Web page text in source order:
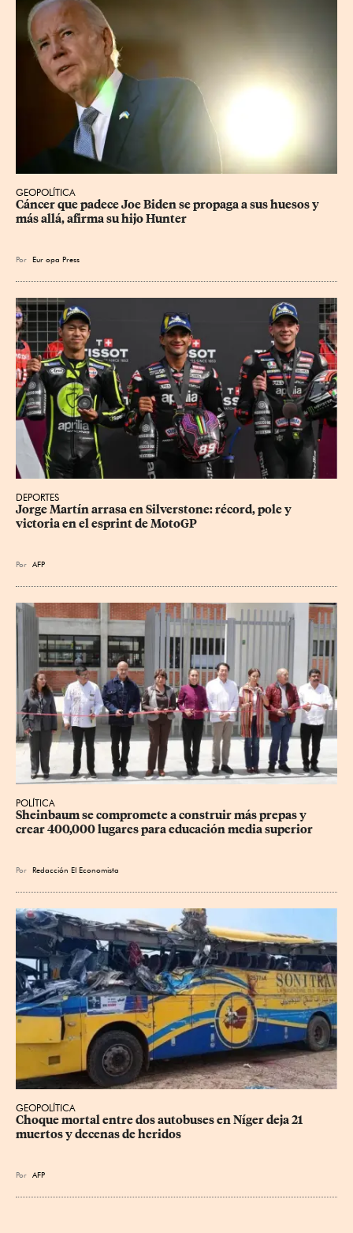
GEOPOLÍTICA
Cáncer que padece Joe Biden se propaga a sus huesos y
más allá, afirma su hijo Hunter
Por Eur opa Press
DEPORTES
Jorge Martín arrasa en Silverstone: récord, pole y
victoria en el esprint de MotoGP
Por AFP
POLÍTICA
Sheinbaum se compromete a construir más prepas y
crear 400,000 lugares para educación media superior
Por Redacción El Economista
GEOPOLÍTICA
Choque mortal entre dos autobuses en Níger deja 21
muertos y decenas de heridos
Por AFP